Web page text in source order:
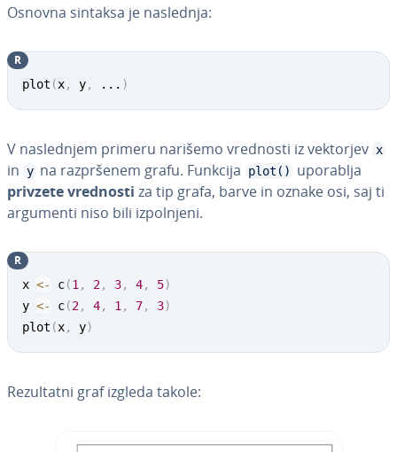
Osnovna sintaksa je naslednja:
plot (x, y, ... )
R
V na­sle­dnjem primeru narišemo vrednosti iz vektorjev x
in y na raz­pr­še­nem grafu. Funkcija plot()
uporablja
privzete vrednosti za tip grafa, barve in oznake osi, saj ti
argumenti niso bili iz­pol­nje­ni.
x <- c(1 , 2, 3, 4, 5)
y <- c(2, 4, 1 , 7, 3)
plot (x, y)
R
Re­zul­ta­tni graf izgleda takole: